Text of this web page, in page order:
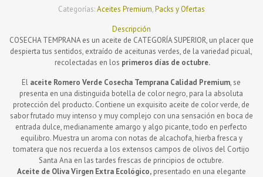
Mejores
Últimas
Unidades
cantidad
Categorías:Aceites Premium,Packs y Ofertas
Descripción
COSECHA TEMPRANA es un aceite de CATEGORÍA SUPERIOR, un placer que
despierta tus sentidos, extraído de aceitunas verdes, de la variedad picual,
recolectadas en los primeros días de octubre.
El aceite Romero Verde Cosecha Temprana Calidad Premium, se
presenta en una distinguida botella de color negro, para la absoluta
protección del producto. Contiene un exquisito aceite de color verde, de
sabor frutado muy intenso y muy complejo con una sensación en boca de
entrada dulce, medianamente amargo y algo picante, todo en perfecto
equilibro. Muestra un aroma con notas de alcachofa, hierba fresca y
tomatera que nos recuerda a los extensos campos de olivos del Cortijo
Santa Ana en las tardes frescas de principios de octubre.
Aceite de Oliva Virgen Extra Ecológico,presentado en una elegante